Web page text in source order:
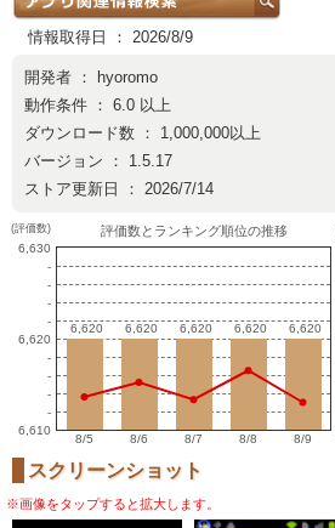
情報取得日 ： 2026/8/9
開発者 ：
hyoromo
動作条件 ： 6.0 以上
ダウンロード数 ： 1,000,000以上
バージョン ： 1.5.17
ストア更新日 ： 2026/7/14
(評価数)
6,630
-
-
-
-
6,620
-
-
-
-
6,610
評価数とランキング順位の推移
6,620
6,620 6,620
6,620 6,620
6,620 6,620
6,620 6,620
6,620
8/5 8/6 8/7 8/8 8/9
スクリーンショット
※画像をタップすると拡大します。